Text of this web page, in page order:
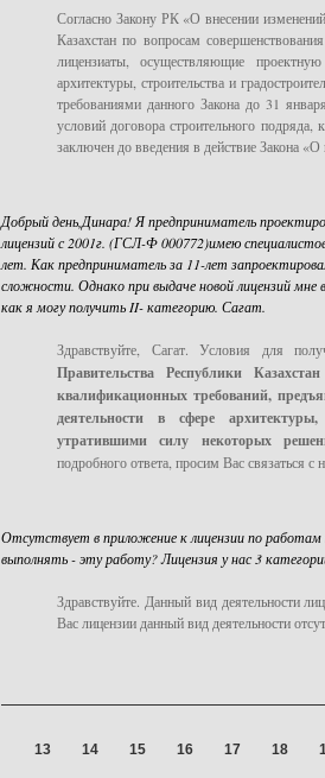
Согласно Закону РК «О внесении
Казахстан по вопросам
лицензиаты, осуществляющие
архитектуры, строительства и
требованиями данного Закона до 31
условий договора строительного
заключен до введения в действие Закона
Добрый день,Динара! Я предприниматель
лицензий с 2001г. (ГСЛ-Ф 000772)имею
лет. Как предприниматель за 11-лет
сложности. Однако при выдаче новой лицензий
как я могу получить II- категорию. Сагат.
Здравствуйте, Сагат. Условия для
Правительства Республики
квалификационных требований,
деятельности в сфере
утратившими силу некоторых
подробного ответа, просим Вас связаться
Отсутствует в приложение к лицензии по
выполнять - эту работу? Лицензия у нас 3
Здравствуйте. Данный вид деятельности
Вас лицензии данный вид деятельности
13 14 15 16 17 18